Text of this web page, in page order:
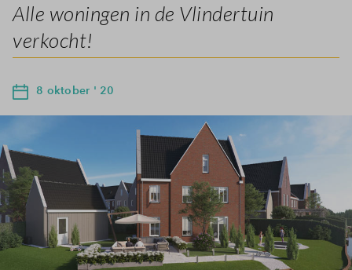
Alle woningen in de Vlindertuin
verkocht!
8 oktober ' 20